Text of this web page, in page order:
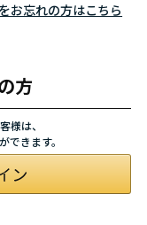
お忘れの方はこちら
方
様は、
きます。